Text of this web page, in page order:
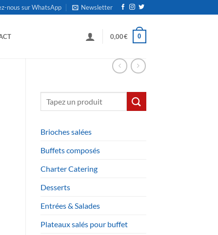
nous sur WhatsApp Newsletter
0,00€ 0
Recherche
pour :
Brioches salées
Buffets composés
Charter Catering
Desserts
Entrées & Salades
Plateaux salés pour buffet